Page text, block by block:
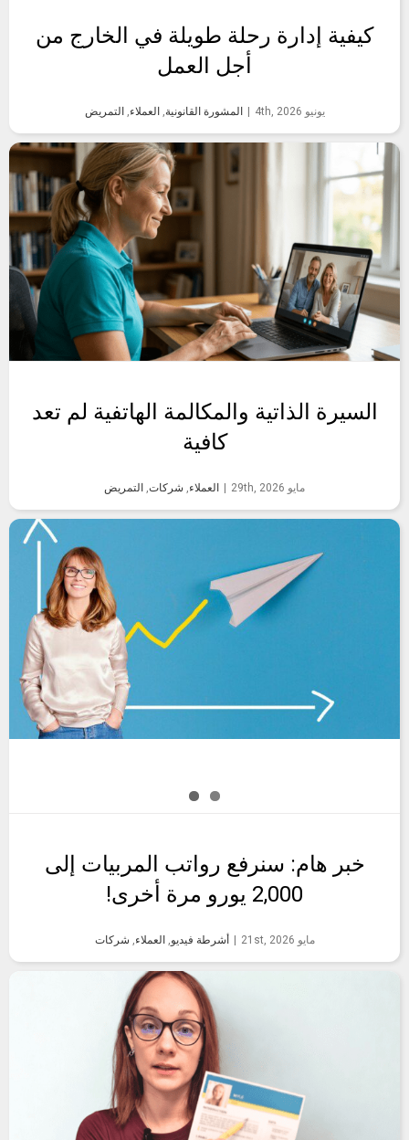
كيفية إدارة رحلة طويلة في الخارج من
أجل العمل
يونيو 4th, 2026 المشورة القانونية, العملاء, التمريض
السيرة الذاتية والمكالمة الهاتفية لم تعد
كافية
مايو 29th, 2026 العملاء, شركات, التمريض
خبر هام: سنرفع رواتب المربيات إلى
2,000 يورو مرة أخرى!
مايو 21st, 2026 أشرطة فيديو, العملاء, شركات